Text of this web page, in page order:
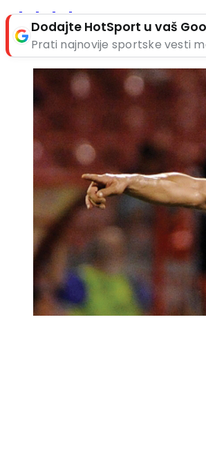
Dodajte HotSport u vaš
Prati najnovije sportske vesti